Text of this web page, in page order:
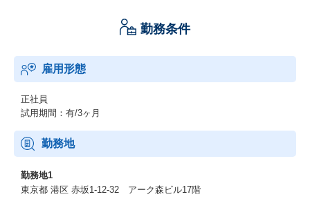
勤務条件
雇用形態
正社員
試用期間：有/3ヶ月
勤務地
勤務地1
東京都 港区 赤坂1-12-32 アーク森ビル17階